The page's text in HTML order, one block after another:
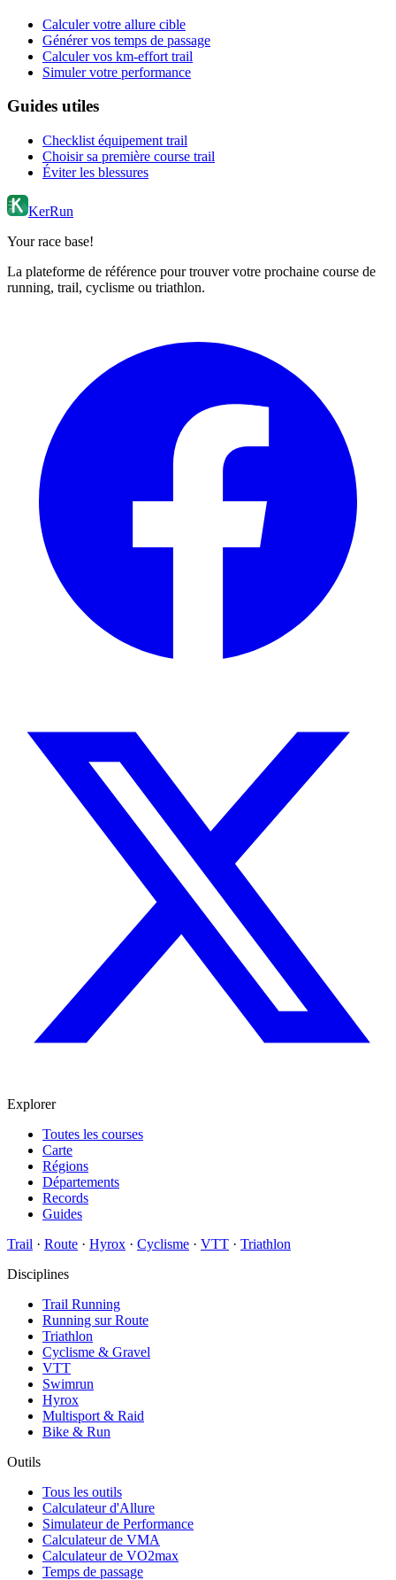
Calculer votre allure cible
Générer vos temps de passage
Calculer vos km-effort trail
Simuler votre performance
Guides utiles
Checklist équipement trail
Choisir sa première course trail
Éviter les blessures
KerRun
Your race base!
La plateforme de référence pour trouver votre prochaine course de
running, trail, cyclisme ou triathlon.
Explorer
Toutes les courses
Carte
Régions
Départements
Records
Guides
Trail · Route · Hyrox · Cyclisme · VTT · Triathlon
Disciplines
Trail Running
Running sur Route
Triathlon
Cyclisme & Gravel
VTT
Swimrun
Hyrox
Multisport & Raid
Bike & Run
Outils
Tous les outils
Calculateur d'Allure
Simulateur de Performance
Calculateur de VMA
Calculateur de VO2max
Temps de passage